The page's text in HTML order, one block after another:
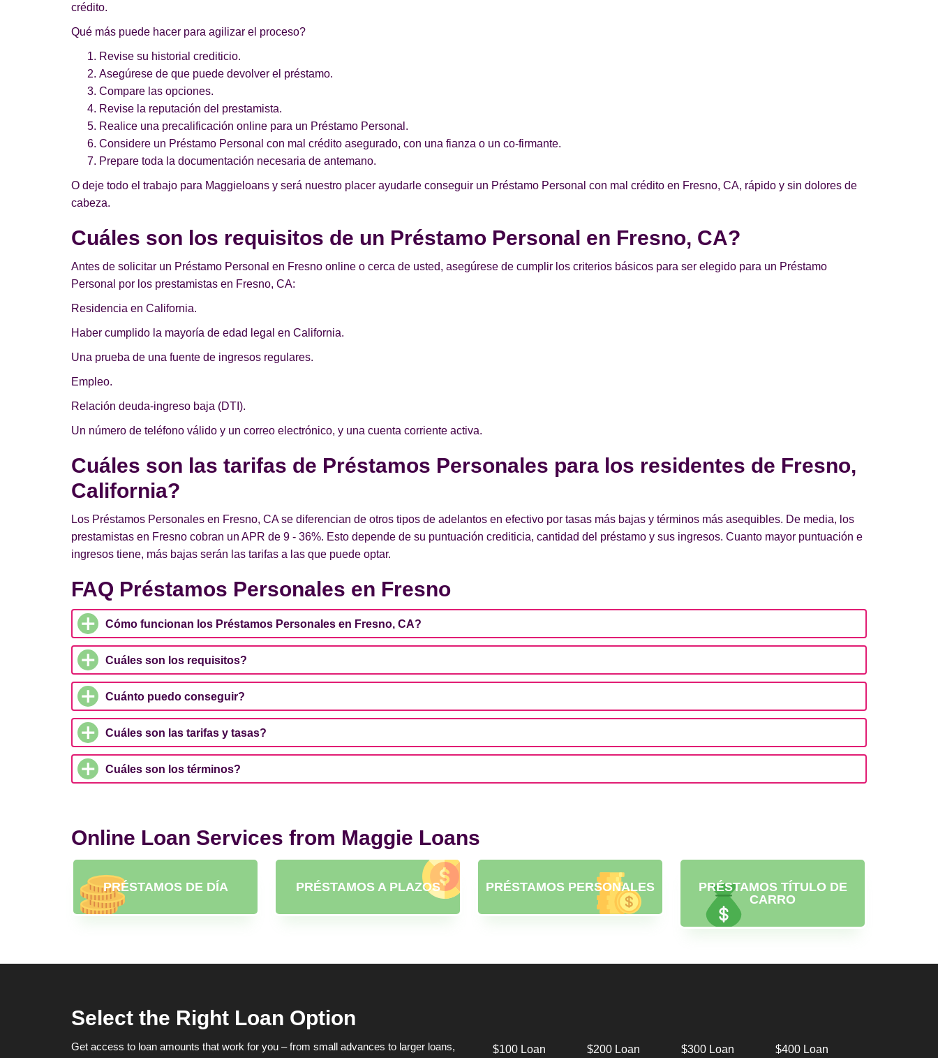
crédito.
Qué más puede hacer para agilizar el proceso?
Revise su historial crediticio.
Asegúrese de que puede devolver el préstamo.
Compare las opciones.
Revise la reputación del prestamista.
Realice una precalificación online para un Préstamo Personal.
Considere un Préstamo Personal con mal crédito asegurado, con una fianza o un co-firmante.
Prepare toda la documentación necesaria de antemano.
O deje todo el trabajo para Maggieloans y será nuestro placer ayudarle conseguir un Préstamo Personal con mal crédito en Fresno, CA, rápido y sin dolores de
cabeza.
Cuáles son los requisitos de un Préstamo Personal en Fresno, CA?
Antes de solicitar un Préstamo Personal en Fresno online o cerca de usted, asegúrese de cumplir los criterios básicos para ser elegido para un Préstamo
Personal por los prestamistas en Fresno, CA:
Residencia en California.
Haber cumplido la mayoría de edad legal en California.
Una prueba de una fuente de ingresos regulares.
Empleo.
Relación deuda-ingreso baja (DTI).
Un número de teléfono válido y un correo electrónico, y una cuenta corriente activa.
Cuáles son las tarifas de Préstamos Personales para los residentes de Fresno,
California?
Los Préstamos Personales en Fresno, CA se diferencian de otros tipos de adelantos en efectivo por tasas más bajas y términos más asequibles. De media, los
prestamistas en Fresno cobran un APR de 9 - 36%. Esto depende de su puntuación crediticia, cantidad del préstamo y sus ingresos. Cuanto mayor puntuación e
ingresos tiene, más bajas serán las tarifas a las que puede optar.
FAQ Préstamos Personales en Fresno
Cómo funcionan los Préstamos Personales en Fresno, CA?
Cuáles son los requisitos?
Cuánto puedo conseguir?
Cuáles son las tarifas y tasas?
Cuáles son los términos?
Online Loan Services from Maggie Loans
PRÉSTAMOS DE DÍA PRÉSTAMOS A PLAZOS PRÉSTAMOS PERSONALES
PRÉSTAMOS TÍTULO DE
CARRO
Select the Right Loan Option
Get access to loan amounts that work for you – from small advances to larger loans, $100 Loan $200 Loan $300 Loan $400 Loan